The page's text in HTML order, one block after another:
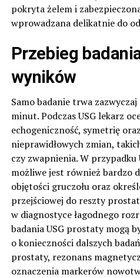
pokryta żelem i
wprowadzana delikatnie do
Przebieg
wyników
Samo badanie trwa
minut. Podczas USG lekarz
echogeniczność, symetrię
nieprawidłowych zmian,
czy zwapnienia. W
możliwe jest również bardzo
objętości gruczołu oraz
przejściowej do reszty
w diagnostyce łagodnego
badania USG prostaty mogą
o konieczności dalszych
prostaty, rezonans
oznaczenia markerów